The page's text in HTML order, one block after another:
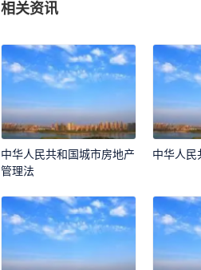
相关资讯
中华人民共和国城市房地产
管理法
中华人民